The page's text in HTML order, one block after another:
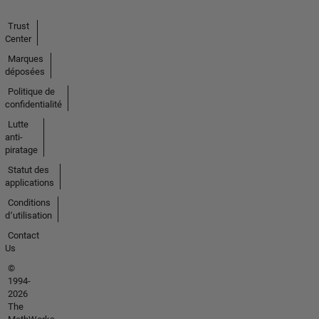
Trust
Center
Marques
déposées
Politique de
confidentialité
Lutte
anti-
piratage
Statut des
applications
Conditions
d՚utilisation
Contact
Us
©
1994-
2026
The